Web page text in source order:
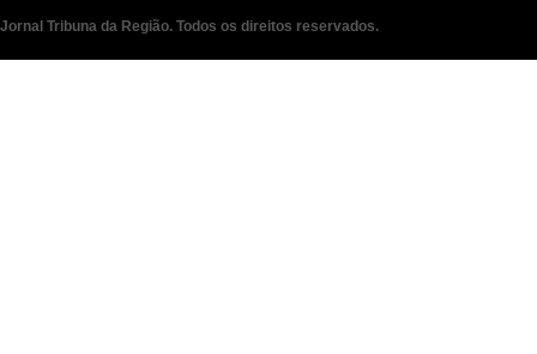
Jornal Tribuna da Região. Todos os direitos reservados.